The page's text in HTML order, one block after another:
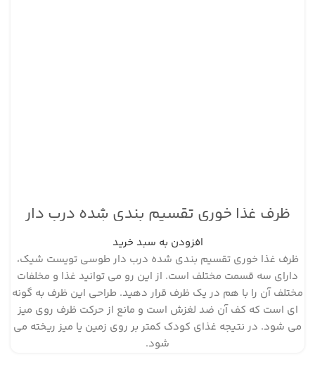
ظرف غذا خوری تقسیم بندی شده درب دار
طوسی تویست شیک
افزودن به سبد خرید
ظرف غذا خوری تقسیم بندی شده درب دار طوسی تویست شیک،
دارای سه قسمت مختلف است. از این رو می توانید غذا و مخلفات
مختلف آن را با هم در یک ظرف قرار دهید. طراحی این ظرف به گونه
ای است که کف آن ضد لغزش است و مانع از حرکت ظرف روی میز
می شود. در نتیجه غذای کودک کمتر بر روی زمین یا میز ریخته می
شود.